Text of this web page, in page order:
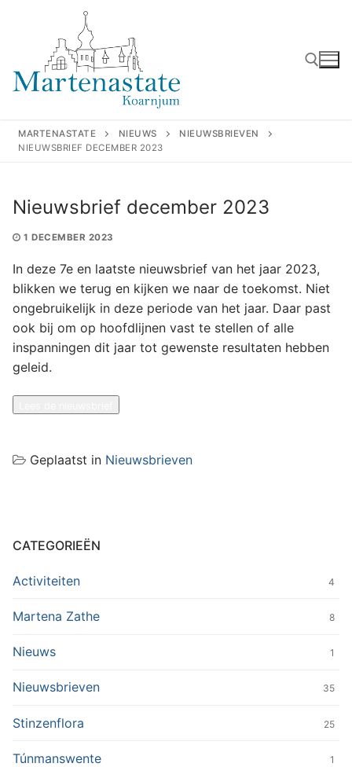
inhoud
Zoeken naar:
MARTENASTATE NIEUWS
NIEUWSBRIEVEN
NIEUWSBRIEF DECEMBER 2023
Nieuwsbrief december 2023
1 DECEMBER 2023
In deze 7e en laatste nieuwsbrief van het jaar 2023,
blikken we terug en kijken we naar de toekomst. Niet
ongebruikelijk in deze periode van het jaar. Daar past
ook bij om op hoofdlijnen vast te stellen of alle
inspanningen dit jaar tot gewenste resultaten hebben
geleid.
Geplaatst in Nieuwsbrieven
CATEGORIEËN
Activiteiten 4
Martena Zathe 8
Nieuws 1
Nieuwsbrieven 35
Stinzenflora 25
Túnmanswente 1